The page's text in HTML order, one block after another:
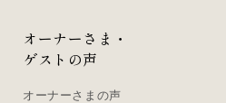
オーナーさま・
ゲストの声
オーナーさまの声